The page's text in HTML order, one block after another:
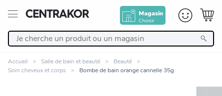
Magasin
Choisir
Accueil Salle de bain et beauté
Beauté
Soin cheveux et corps
Bombe de bain orange cannelle 35g